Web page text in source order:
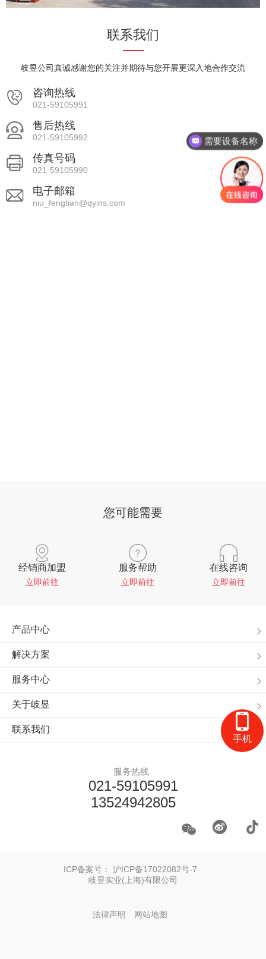
联系我们
岐昱公司真诚感谢您的关注并期待与您开展更深入地合作交流
咨询热线
021-59105991
售后热线
021-59105992
传真号码
021-59105990
电子邮箱
niu_fengtian@qyins.com
您可能需要
经销商加盟
立即前往
服务帮助
立即前往
在线咨询
立即前往
产品中心
解决方案
服务中心
关于岐昱
联系我们
服务热线
021-59105991
13524942805
ICP备案号： 沪ICP备17022082号-7
岐昱实业(上海)有限公司
法律声明 网站地图
手机
需要设备名称